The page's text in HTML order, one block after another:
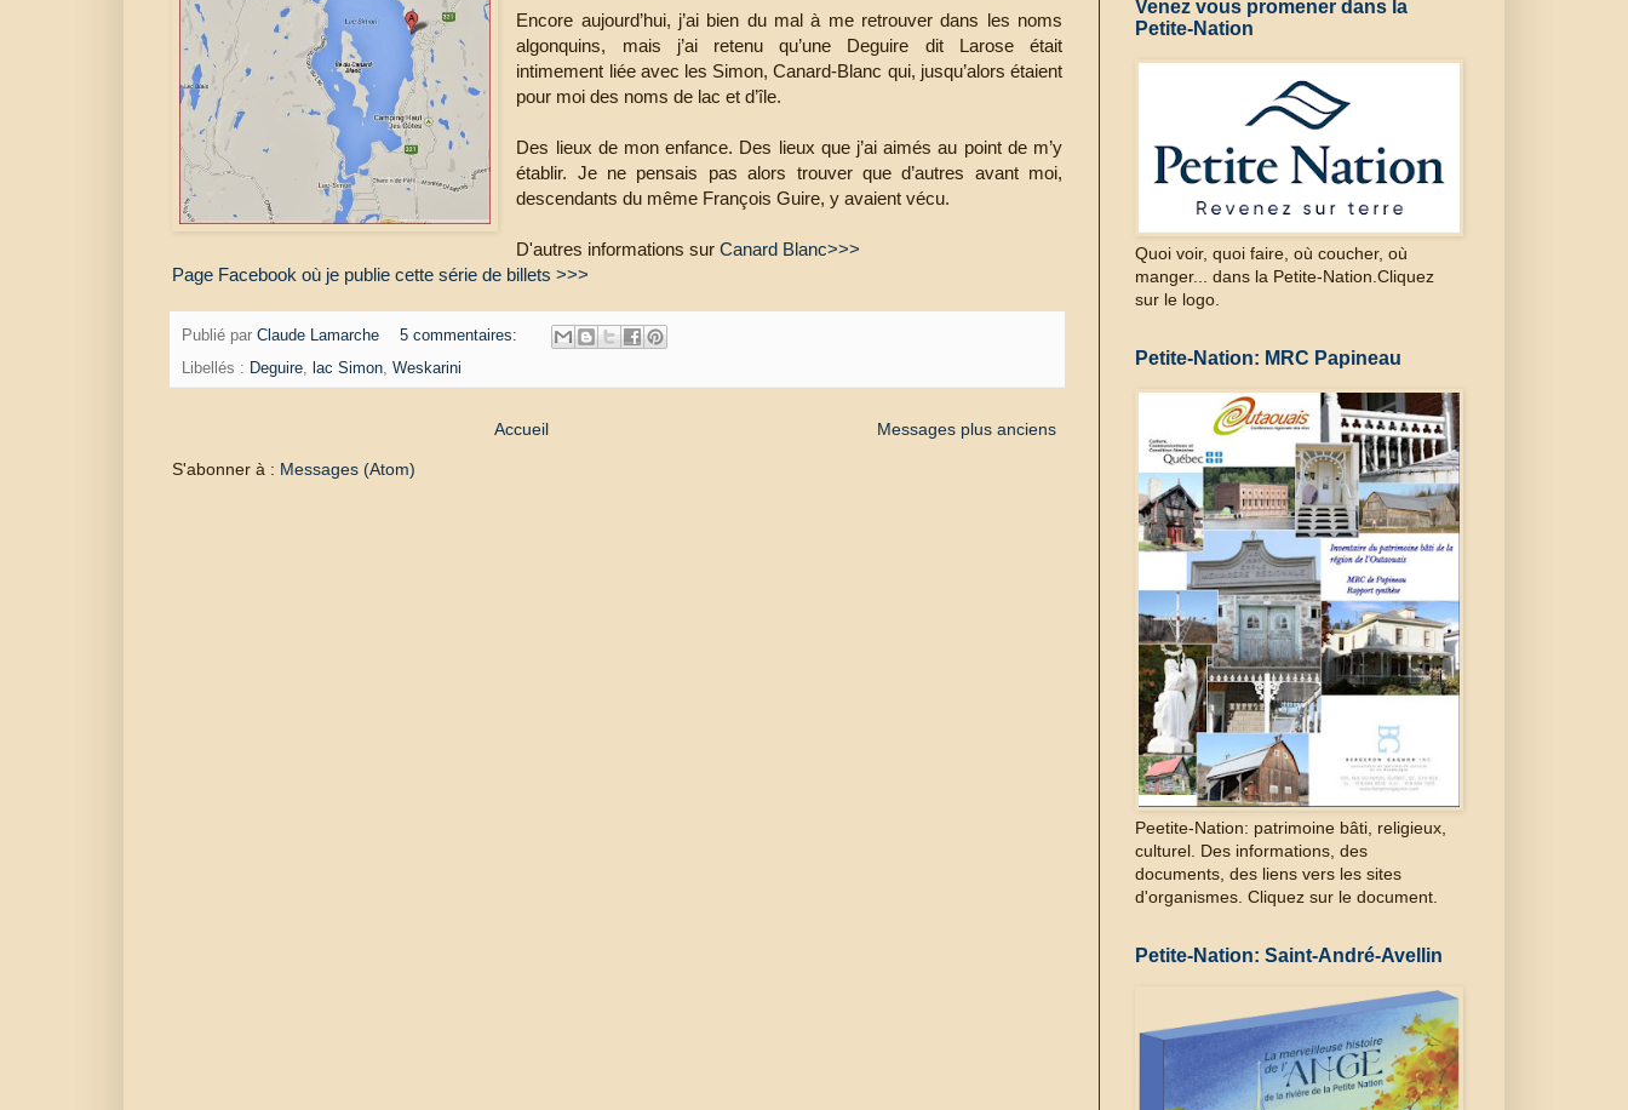
Encore aujourd’hui, j’ai bien du mal à me retrouver dans les noms
algonquins, mais j’ai retenu qu’une Deguire dit Larose était
intimement liée avec les Simon, Canard-Blanc qui, jusqu’alors étaient
pour moi des noms de lac et d’île.
Des lieux de mon enfance. Des lieux que j’ai aimés au point de m’y
établir. Je ne pensais pas alors trouver que d’autres avant moi,
descendants du même François Guire, y avaient vécu.
D'autres informations surCanard Blanc>>>
Page Facebook où je publie cette série de billets >>>
Publié par Claude Lamarche
5 commentaires:
Libellés : Deguire, lac Simon, Weskarini
Messages plus anciens
Accueil
S'abonner à : Messages (Atom)
Venez vous promener dans la
Petite-Nation
Quoi voir, quoi faire, où coucher, où
manger... dans la Petite-Nation.Cliquez
sur le logo.
Petite-Nation: MRC Papineau
Peetite-Nation: patrimoine bâti, religieux,
culturel. Des informations, des
documents, des liens vers les sites
d'organismes. Cliquez sur le document.
Petite-Nation: Saint-André-Avellin